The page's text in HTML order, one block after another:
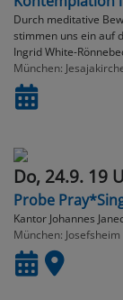
Durch meditative
stimmen uns ein auf
Ingrid White-
München
Do, 24.9. 19
Probe
Kantor Johannes
München Josefsheim